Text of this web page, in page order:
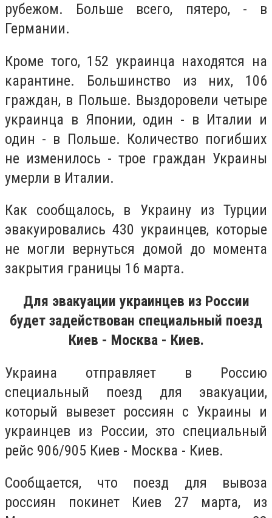
рубежом. Больше всего, пятеро, - в
Германии.
Кроме того, 152 украинца находятся на
карантине. Большинство из них, 106
граждан, в Польше. Выздоровели четыре
украинца в Японии, один - в Италии и
один - в Польше. Количество погибших
не изменилось - трое граждан Украины
умерли в Италии.
Как сообщалось, в Украину из Турции
эвакуировались 430 украинцев, которые
не могли вернуться домой до момента
закрытия границы 16 марта.
Для эвакуации украинцев из России
будет задействован специальный поезд
Киев - Москва - Киев.
Украина отправляет в Россию
специальный поезд для эвакуации,
который вывезет россиян с Украины и
украинцев из России, это специальный
рейс 906/905 Киев - Москва - Киев.
Сообщается, что поезд для вывоза
россиян покинет Киев 27 марта, из